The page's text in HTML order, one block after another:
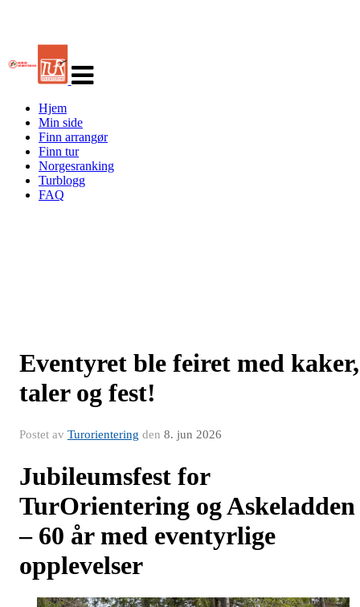
navigasjon
Hjem
Min side
Finn arrangør
Finn tur
Norgesranking
Turblogg
FAQ
Eventyret ble feiret med kaker,
taler og fest!
Postet av Turorientering den 8. jun 2026
Jubileumsfest for
TurOrientering og
– 60 år med eventyrlige
opplevelser